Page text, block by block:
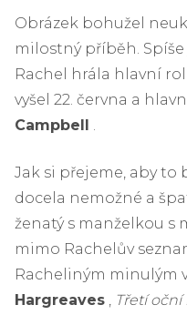
Obrázek bohužel
milostný příběh.
Rachel hrála hlavní
vyšel 22. června a
Campbell
Jak si přejeme, aby to
docela nemožné a
ženatý s manželkou s
mimo Rachelův
Racheliným minulým
Hargreaves
Třetí oční